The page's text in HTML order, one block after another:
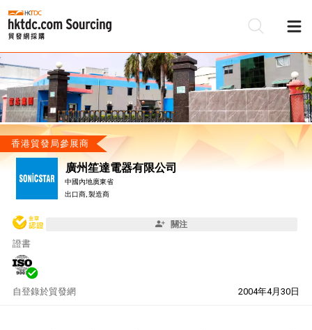
香港貿發局參展商
廣州笙達電器有限公司
中國內地廣東省
出口商, 製造商
關注
證書
自 2004年4月30日
登錄於貿發網